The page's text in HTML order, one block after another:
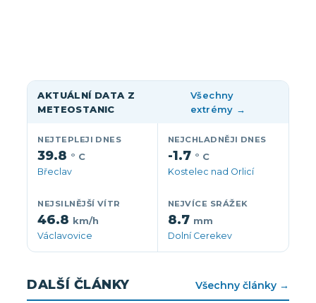
AKTUÁLNÍ DATA Z
METEOSTANIC
Všechny
extrémy →
NEJTEPLEJI DNES
39.8 ° C
Břeclav
NEJCHLADNĚJI DNES
-1.7 ° C
Kostelec nad Orlicí
NEJSILNĚJŠÍ VÍTR
46.8 km/h
Václavovice
NEJVÍCE SRÁŽEK
8.7 mm
Dolní Cerekev
DALŠÍ ČLÁNKY Všechny články →